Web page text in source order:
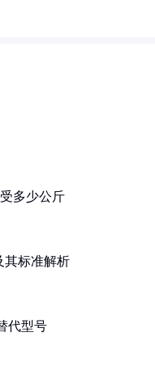
多少公斤
其标准解析
代型号